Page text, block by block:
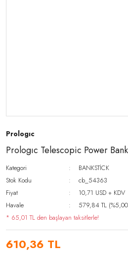
Prologıc
Prologıc Telescopic Power
Kategori
BANKSTİCK
Stok Kodu
cb_54363
Fiyat
10,71 USD + KDV
Havale
579,84 TL
* 65,01 TL den başlayan taksitlerle!
610,36 TL